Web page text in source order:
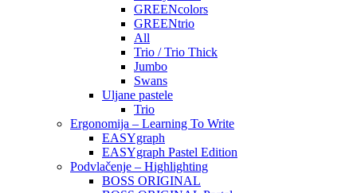
GREENcolors
GREENtrio
All
Trio / Trio Thick
Jumbo
Swans
Uljane pastele
Trio
Ergonomija – Learning To Write
EASYgraph
EASYgraph Pastel Edition
Podvlačenje – Highlighting
BOSS ORIGINAL